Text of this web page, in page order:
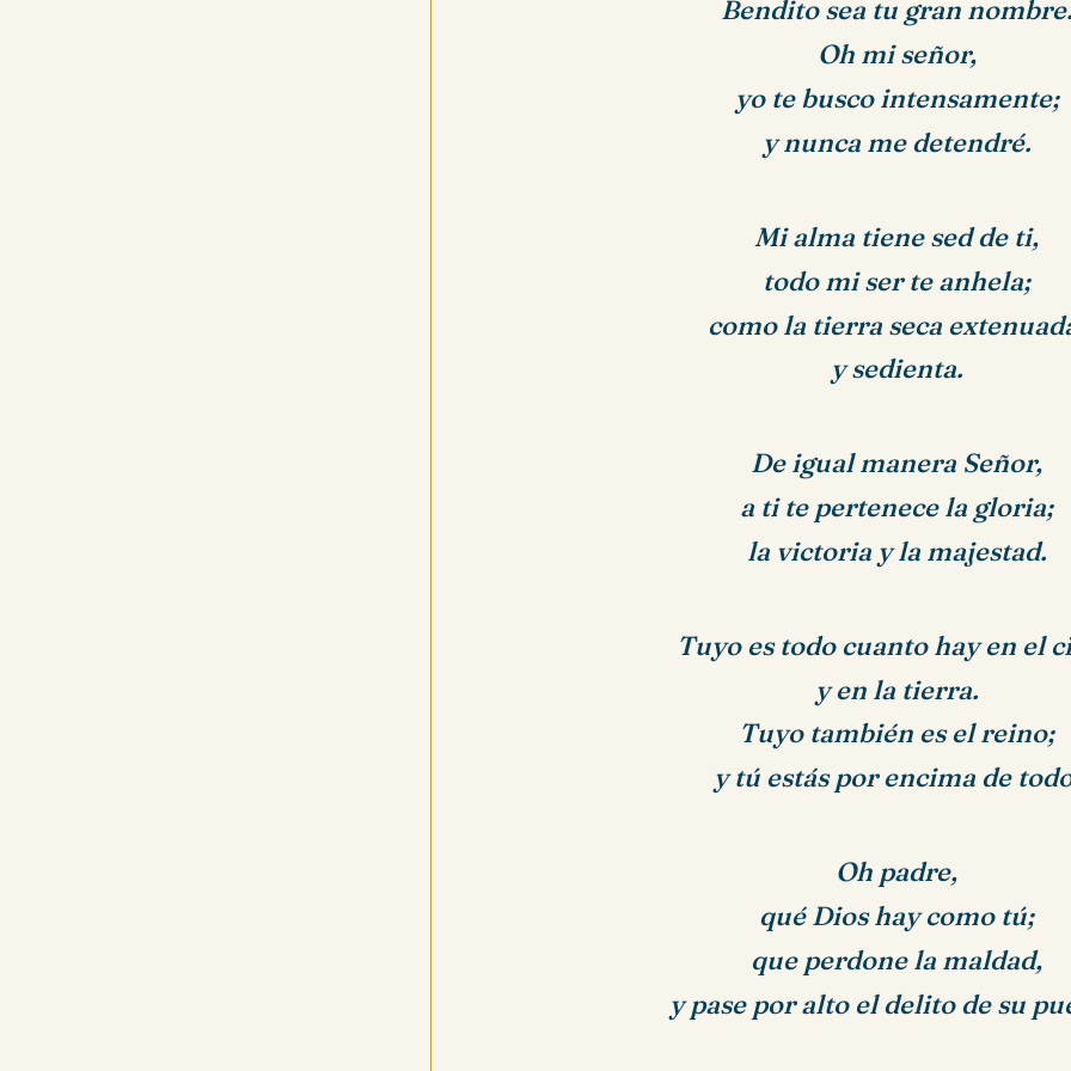
Bendito sea tu gran
Oh mi señor,
yo te busco intensamente;
y nunca me detendré.
Mi alma tiene sed de ti,
todo mi ser te anhela;
como la tierra seca
y sedienta.
De igual manera Señor,
a ti te pertenece la gloria;
la victoria y la majestad.
Tuyo es todo cuanto hay en el
y en la tierra.
Tuyo también es el reino;
y tú estás por encima de
Oh padre,
qué Dios hay como tú;
que perdone la maldad,
y pase por alto el delito de su